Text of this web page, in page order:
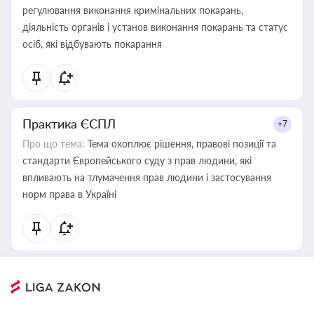
регулювання виконання кримінальних покарань,
діяльність органів і установ виконання покарань та статус
осіб, які відбувають покарання
Практика ЄСПЛ +7
Про що тема: Тема охоплює рішення, правові позиції та
стандарти Європейського суду з прав людини, які
впливають на тлумачення прав людини і застосування
норм права в Україні